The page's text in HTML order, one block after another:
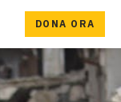
DONA ORA